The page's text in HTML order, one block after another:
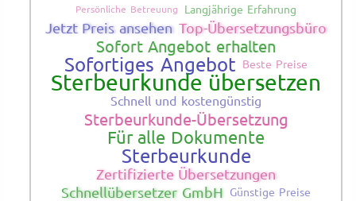
Persönliche Betreuung Langjährige Erfahrung
Jetzt Preis ansehen Top-Übersetzungsbüro
Sofort Angebot erhalten
Sofortiges Angebot Beste Preise
Sterbeurkunde übersetzen
Schnell und kostengünstig
Sterbeurkunde-Übersetzung
Für alle Dokumente
Sterbeurkunde
Zertifizierte Übersetzungen
Schnellübersetzer GmbH Günstige Preise